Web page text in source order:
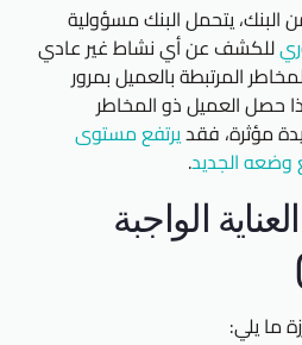
البنك، يتحمل البنك مسؤولية
للكشف عن أي نشاط غير عادي
المرتبطة بالعميل بمرور
حصل العميل ذو المخاطر
مؤثرة، فقديرتفع مستوى
وضعه الجديد.
الواجبة
ما يلي: